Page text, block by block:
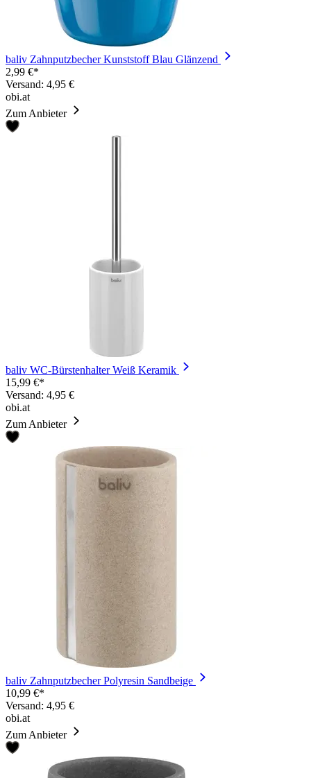
baliv Zahnputzbecher Kunststoff Blau Glänzend
2,99 €*
Versand: 4,95 €
obi.at
Zum Anbieter
baliv WC-Bürstenhalter Weiß Keramik
15,99 €*
Versand: 4,95 €
obi.at
Zum Anbieter
baliv Zahnputzbecher Polyresin Sandbeige
10,99 €*
Versand: 4,95 €
obi.at
Zum Anbieter